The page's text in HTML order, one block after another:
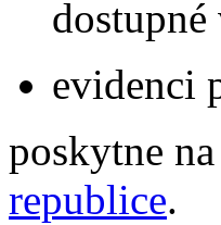
evidenci
poskytne
republice.